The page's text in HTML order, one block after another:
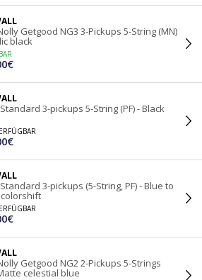
Getgood NG3 3-Pickups 5-String (MN)
black
3-pickups 5-String (PF) - Black
3-pickups (5-String, PF) - Blue to
Getgood NG2 2-Pickups 5-Strings
celestial blue